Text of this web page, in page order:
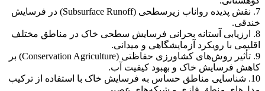
7. نقش پدیده رواناب زیرسطحی (Subsurface Runoff) در فرسایش
خندقی.
8. ارزیابی آستانه بحرانی فرسایش سطحی خاک در مناطق مختلف
اقلیمی با رویکرد آزمایشگاهی و میدانی.
9. تأثیر روش‌های کشاورزی حفاظتی (Conservation Agriculture) بر
کاهش فرسایش خاک و بهبود کیفیت آب.
10. شناسایی مناطق حساس به فرسایش خاک با استفاده از ترکیب